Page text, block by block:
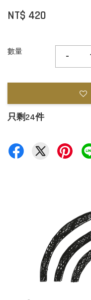
NT$ 420
數量 -
只剩24件